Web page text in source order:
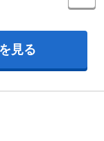
見る